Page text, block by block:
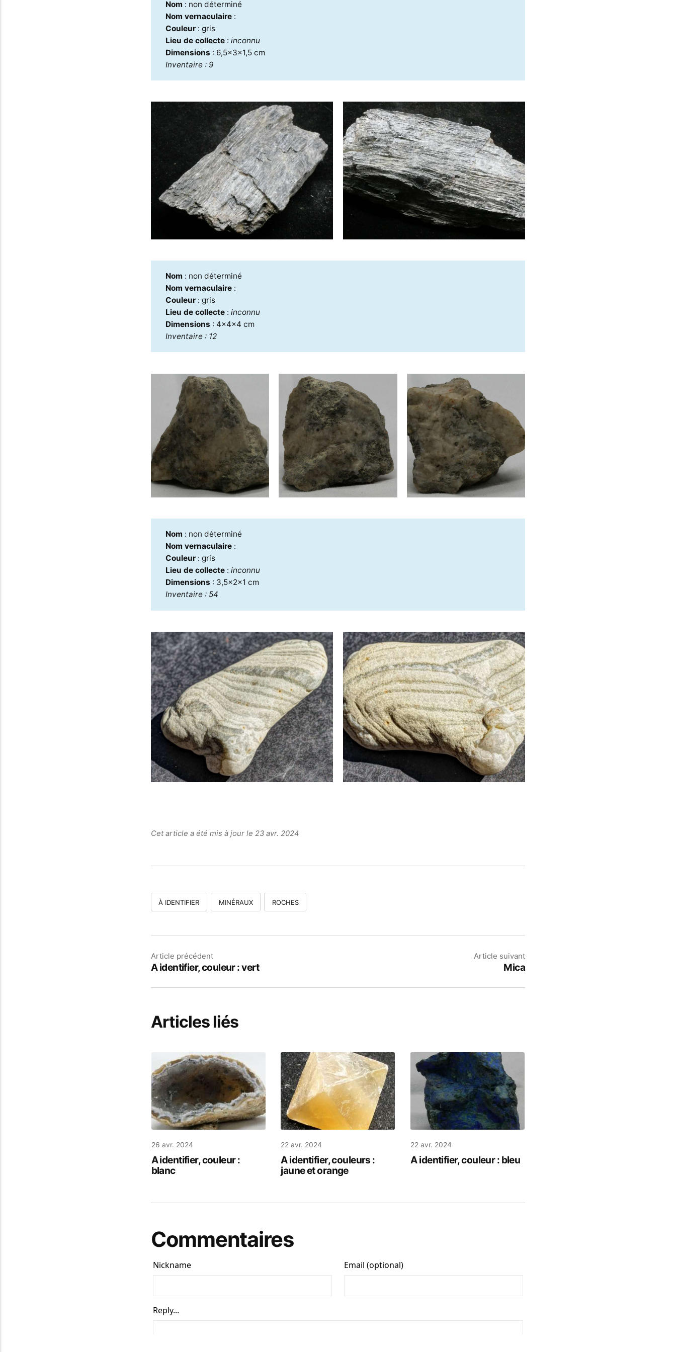
Nom : non déterminé
Nom vernaculaire:
Couleur : gris
Lieu de collecte : inconnu
Dimensions : 6,5x3x1,5 cm
Inventaire : 9
Nom : non déterminé
Nom vernaculaire:
Couleur : gris
Lieu de collecte : inconnu
Dimensions : 4x4x4 cm
Inventaire : 12
Nom : non déterminé
Nom vernaculaire:
Couleur : gris
Lieu de collecte : inconnu
Dimensions : 3,5x2x1 cm
Inventaire : 54
Cet article a été mis à jour le 23 avr. 2024
À IDENTIFIER MINÉRAUX ROCHES
Article précédent
A identifier, couleur : vert
Article suivant
Mica
Articles liés
26 avr. 2024
A identifier, couleur :
blanc
22 avr. 2024
A identifier, couleurs :
jaune et orange
22 avr. 2024
A identifier, couleur : bleu
Commentaires